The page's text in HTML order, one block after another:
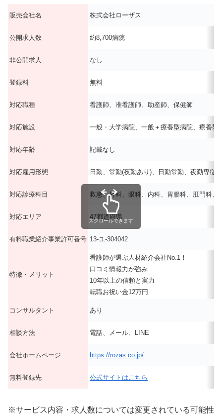
販売会社名 株式会社ローザス
公開求人数 約8,700病院
非公開求人 なし
登録料 無料
対応職種 看護師、准看護師、助産師、保健師
対応施設 一般・大学病院、一般＋療養型病院、療養
対応年齢 記載なし
対応雇用形態 日勤、常勤(夜勤あり)、日勤常勤、夜勤専従
対応診療科目 救急、外科、眼科、内科、胃腸科、肛門科
対応エリア 47都道府県
有料職業紹介事業許可番号 13-ユ-304042
特徴・メリット
看護師が選ぶ人材紹介会社No.1！
口コミ情報力が強み
10年以上の信頼と実力
転職お祝い金12万円
コンサルタント あり
相談方法 電話、メール、LINE
会社ホームページ https://rozas.co.jp/
無料登録先 公式サイトはこちら
スクロールできます
※サービス内容・求人数については変更されている可能性